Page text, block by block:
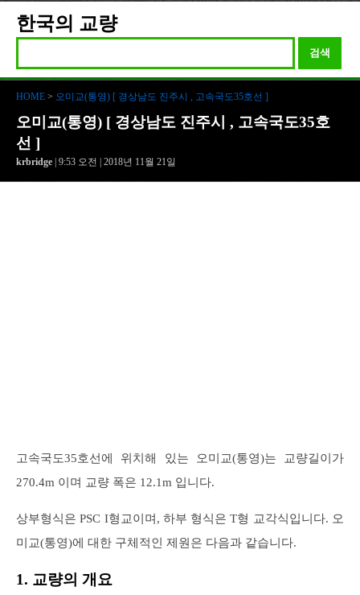
한국의 교량
검색
HOME > 오미교(통영) [ 경상남도 진주시 , 고속국도35호선 ]
오미교(통영) [ 경상남도 진주시 , 고속국도35호
선 ]
krbridge | 9:53 오전 | 2018년 11월 21일
고속국도35호선에 위치해 있는 오미교(통영)는 교량길이가
270.4m 이며 교량 폭은 12.1m 입니다.
상부형식은 PSC I형교이며, 하부 형식은 T형 교각식입니다. 오
미교(통영)에 대한 구체적인 제원은 다음과 같습니다.
1. 교량의 개요